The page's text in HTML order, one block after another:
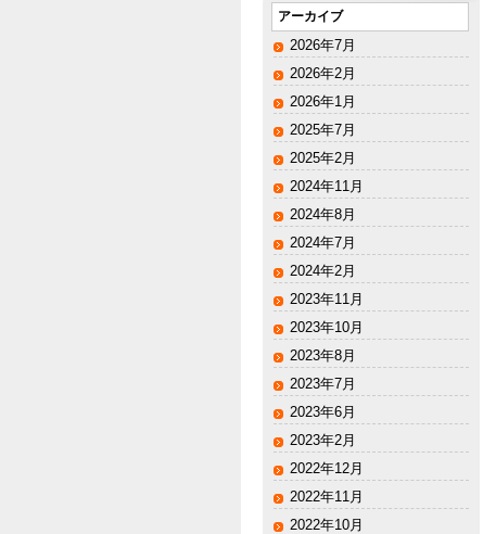
アーカイブ
2026年7月
2026年2月
2026年1月
2025年7月
2025年2月
2024年11月
2024年8月
2024年7月
2024年2月
2023年11月
2023年10月
2023年8月
2023年7月
2023年6月
2023年2月
2022年12月
2022年11月
2022年10月